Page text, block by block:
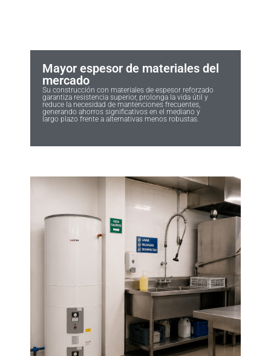
Mayor espesor de materiales del
mercado
Su construcción con materiales de espesor reforzado
garantiza resistencia superior, prolonga la vida útil y
reduce la necesidad de mantenciones frecuentes,
generando ahorros significativos en el mediano y
largo plazo frente a alternativas menos robustas.